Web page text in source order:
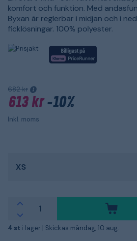
komfort och funktion. Med
Byxan är reglerbar i midjan och i
ficklösningar. 100% polyester.
682 kr
613 kr-10%
Inkl. moms
XS
4 st i lager | Skickas måndag, 10 aug.